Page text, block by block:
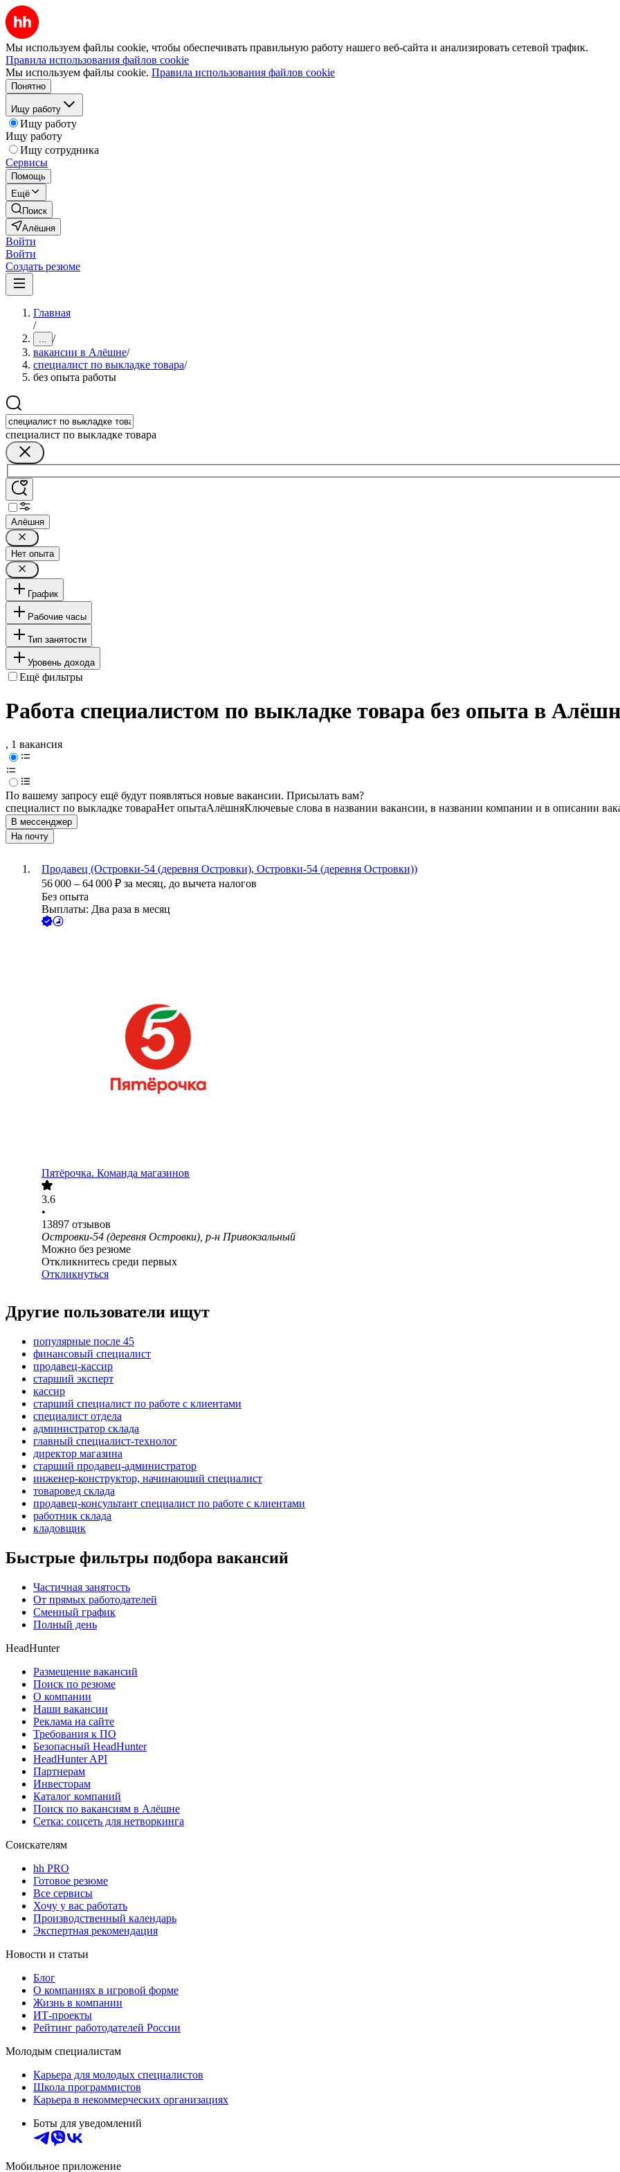
Мы используем файлы cookie, чтобы обеспечивать правильную работу нашего веб-сайта и анализировать сетевой трафик.
Правила использования файлов cookie
Мы используем файлы cookie. Правила использования файлов cookie
Понятно
Ищу работу
Ищу работу
Ищу работу
Ищу сотрудника
Сервисы
Помощь
Ещё
Поиск
Алёшня
Войти
Войти
Создать резюме
Главная
/
... /
вакансии в Алёшне/
специалист по выкладке товара/
без опыта работы
специалист по выкладке товара
Алёшня
Нет опыта
График
Рабочие часы
Тип занятости
Уровень дохода
Ещё фильтры
Работа специалистом по выкладке товара без опыта в
, 1 вакансия
По вашему запросу ещё будут появляться новые вакансии. Присылать вам?
специалист по выкладке товараНет опытаАлёшняКлючевые слова в названии вакансии, в названии компании и в описании
В мессенджер
На почту
Продавец (Островки-54 (деревня Островки), Островки-54 (деревня Островки))
56 000 – 64 000 ₽ за месяц, до вычета налогов
Без опыта
Выплаты: Два раза в месяц
Пятёрочка. Команда магазинов
3.6
•
13897 отзывов
Островки-54 (деревня Островки), р-н Привокзальный
Можно без резюме
Откликнитесь среди первых
Откликнуться
Другие пользователи ищут
популярные после 45
финансовый специалист
продавец-кассир
старший эксперт
кассир
старший специалист по работе с клиентами
специалист отдела
администратор склада
главный специалист-технолог
директор магазина
старший продавец-администратор
инженер-конструктор, начинающий специалист
товаровед склада
продавец-консультант специалист по работе с клиентами
работник склада
кладовщик
Быстрые фильтры подбора вакансий
Частичная занятость
От прямых работодателей
Сменный график
Полный день
HeadHunter
Размещение вакансий
Поиск по резюме
О компании
Наши вакансии
Реклама на сайте
Требования к ПО
Безопасный HeadHunter
HeadHunter API
Партнерам
Инвесторам
Каталог компаний
Поиск по вакансиям в Алёшне
Сетка: соцсеть для нетворкинга
Соискателям
hh PRO
Готовое резюме
Все сервисы
Хочу у вас работать
Производственный календарь
Экспертная рекомендация
Новости и статьи
Блог
О компаниях в игровой форме
Жизнь в компании
ИТ-проекты
Рейтинг работодателей России
Молодым специалистам
Карьера для молодых специалистов
Школа программистов
Карьера в некоммерческих организациях
Боты для уведомлений
Мобильное приложение